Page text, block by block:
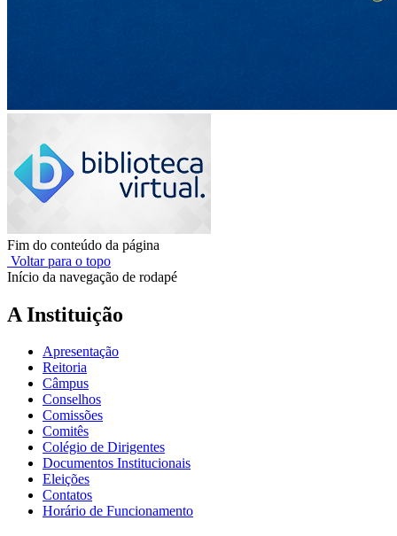
Fim do conteúdo da página
Voltar para o topo
Início da navegação de rodapé
A Instituição
Apresentação
Reitoria
Câmpus
Conselhos
Comissões
Comitês
Colégio de Dirigentes
Documentos Institucionais
Eleições
Contatos
Horário de Funcionamento